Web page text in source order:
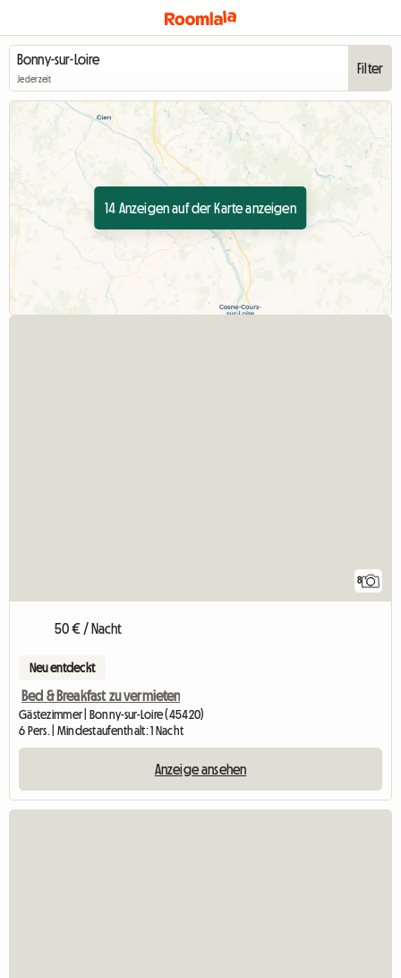
Jederzeit
Filter
14 Anzeigen auf der Karte anzeigen
8
50 € / Nacht
Neu entdeckt
Bed & Breakfast zu vermieten
Gästezimmer | Bonny-sur-Loire (45420)
6 Pers. | Mindestaufenthalt: 1 Nacht
Anzeige ansehen